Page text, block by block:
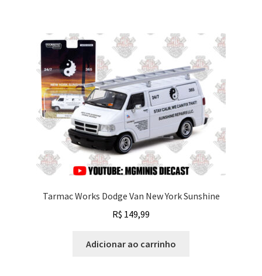
Tarmac Works Dodge Van New York Sunshine
R$ 149,99
Adicionar ao carrinho